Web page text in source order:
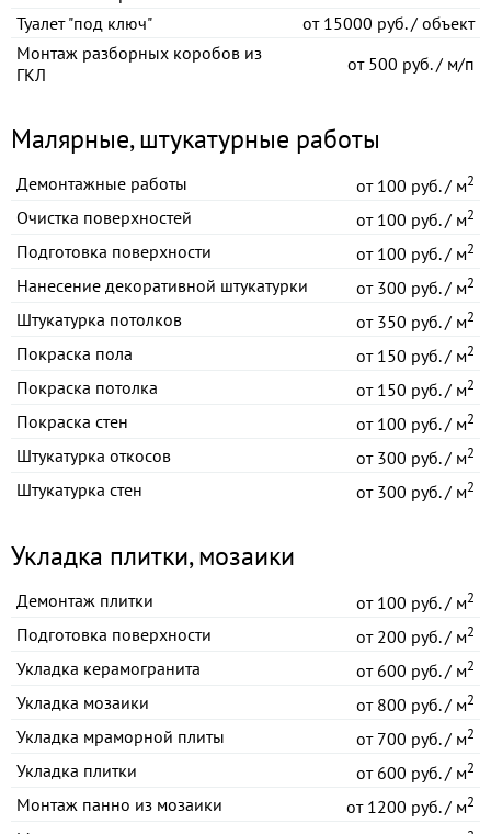
Туалет "под ключ"
от15000 руб. / объект
Монтаж разборных коробов из
ГКЛ
от500 руб. / м/п
Малярные, штукатурные работы
Демонтажные работы от100 руб. / м2
Очистка поверхностей от100 руб. / м2
Подготовка поверхности от100 руб. / м2
Нанесение декоративной штукатурки от300 руб. / м2
Штукатурка потолков от350 руб. / м2
Покраска пола от150 руб. / м2
Покраска потолка от150 руб. / м2
Покраска стен от100 руб. / м2
Штукатурка откосов от300 руб. / м2
Штукатурка стен от300 руб. / м2
Укладка плитки, мозаики
Демонтаж плитки от100 руб. / м2
Подготовка поверхности от200 руб. / м2
Укладка керамогранита от600 руб. / м2
Укладка мозаики от800 руб. / м2
Укладка мраморной плиты от700 руб. / м2
Укладка плитки от600 руб. / м2
Монтаж панно из мозаики от1200 руб. / м2